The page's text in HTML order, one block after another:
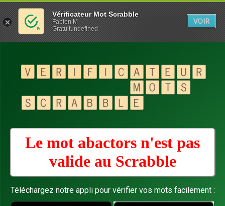
Le mot abactors n'est pas
valide au Scrabble
Téléchargez notre appli pour vérifier vos mots facilement :
Vérificateur Mot Scrabble
Fabien M
Gratuitundefined
VOIR